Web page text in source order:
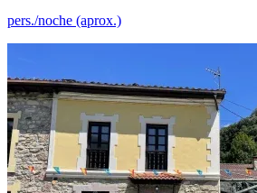
pers./noche (aprox.)